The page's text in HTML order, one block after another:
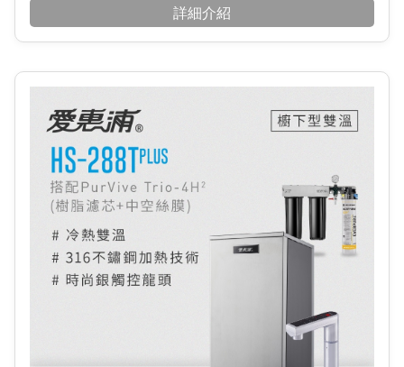
詳細介紹